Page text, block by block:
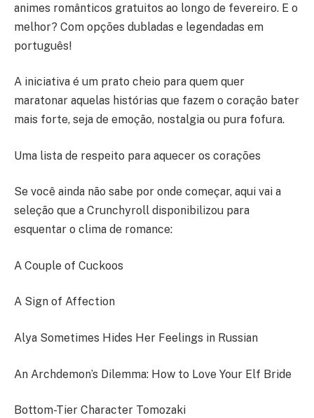
animes românticos gratuitos ao longo de fevereiro. E o
melhor? Com opções dubladas e legendadas em
português!
A iniciativa é um prato cheio para quem quer
maratonar aquelas histórias que fazem o coração bater
mais forte, seja de emoção, nostalgia ou pura fofura.
Uma lista de respeito para aquecer os corações
Se você ainda não sabe por onde começar, aqui vai a
seleção que a Crunchyroll disponibilizou para
esquentar o clima de romance:
A Couple of Cuckoos
A Sign of Affection
Alya Sometimes Hides Her Feelings in Russian
An Archdemon’s Dilemma: How to Love Your Elf Bride
Bottom-Tier Character Tomozaki